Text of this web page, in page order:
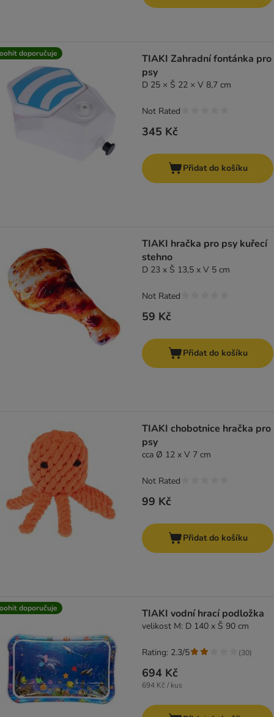
doporučuje
TIAKI Zahradní fontánka pro
psy
D 25 × Š 22 × V 8,7 cm
345 Kč
Not Rated
Přidat do košíku
TIAKI hračka pro psy kuřecí
stehno
D 23 x Š 13,5 x V 5 cm
59 Kč
Not Rated
Přidat do košíku
TIAKI chobotnice hračka pro
psy
cca Ø 12 x V 7 cm
99 Kč
Not Rated
Přidat do košíku
doporučuje TIAKI vodní hrací podložka
velikost M: D 140 x Š 90 cm
694 Kč
694 Kč / kus
Rating: 2.3/5 (30)